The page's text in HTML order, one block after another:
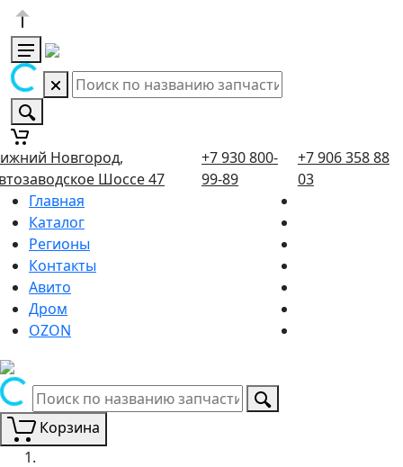
Новгород,
Шоссе 47
+7 930 800-
99-89
+7 906 358 88
03
Главная
Каталог
Регионы
Контакты
Авито
Дром
OZON
Корзина